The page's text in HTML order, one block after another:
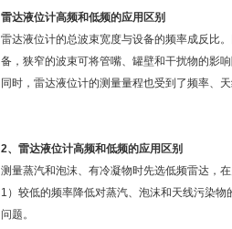
雷达液位计高频和低频的应用区别
雷达液位计的总波束宽度与设备的频率成反比
备，狭窄的波束可将管嘴、罐壁和干扰物的影
同时，雷达液位计的测量量程也受到了频率、
2、雷达液位计高频和低频的应用区别
测量蒸汽和泡沫、有冷凝物时先选低频雷达，
1）较低的频率降低对蒸汽、泡沫和天线污染
问题。